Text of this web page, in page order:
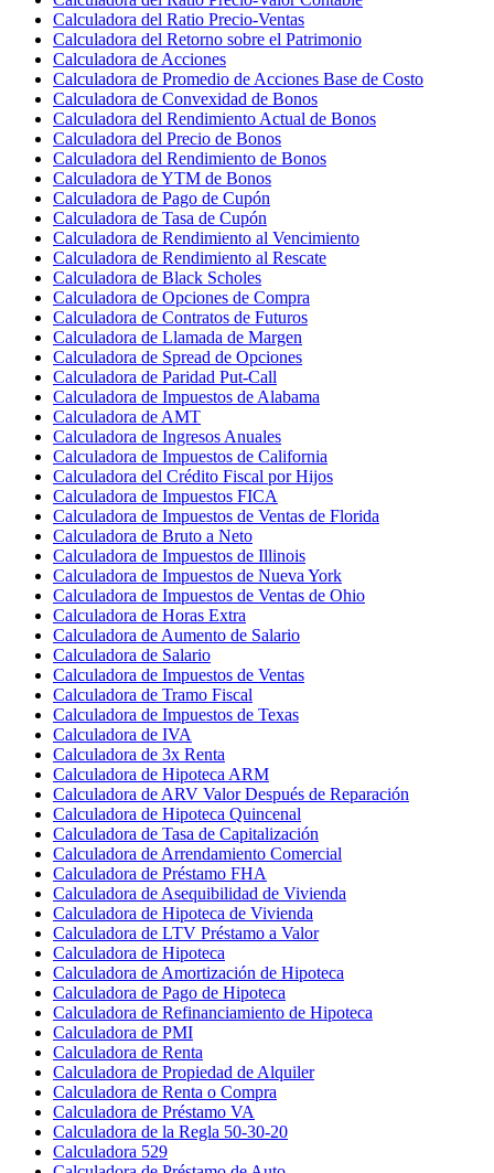
Calculadora del Ratio Precio-Ventas
Calculadora del Retorno sobre el Patrimonio
Calculadora de Acciones
Calculadora de Promedio de Acciones Base de Costo
Calculadora de Convexidad de Bonos
Calculadora del Rendimiento Actual de Bonos
Calculadora del Precio de Bonos
Calculadora del Rendimiento de Bonos
Calculadora de YTM de Bonos
Calculadora de Pago de Cupón
Calculadora de Tasa de Cupón
Calculadora de Rendimiento al Vencimiento
Calculadora de Rendimiento al Rescate
Calculadora de Black Scholes
Calculadora de Opciones de Compra
Calculadora de Contratos de Futuros
Calculadora de Llamada de Margen
Calculadora de Spread de Opciones
Calculadora de Paridad Put-Call
Calculadora de Impuestos de Alabama
Calculadora de AMT
Calculadora de Ingresos Anuales
Calculadora de Impuestos de California
Calculadora del Crédito Fiscal por Hijos
Calculadora de Impuestos FICA
Calculadora de Impuestos de Ventas de Florida
Calculadora de Bruto a Neto
Calculadora de Impuestos de Illinois
Calculadora de Impuestos de Nueva York
Calculadora de Impuestos de Ventas de Ohio
Calculadora de Horas Extra
Calculadora de Aumento de Salario
Calculadora de Salario
Calculadora de Impuestos de Ventas
Calculadora de Tramo Fiscal
Calculadora de Impuestos de Texas
Calculadora de IVA
Calculadora de 3x Renta
Calculadora de Hipoteca ARM
Calculadora de ARV Valor Después de Reparación
Calculadora de Hipoteca Quincenal
Calculadora de Tasa de Capitalización
Calculadora de Arrendamiento Comercial
Calculadora de Préstamo FHA
Calculadora de Asequibilidad de Vivienda
Calculadora de Hipoteca de Vivienda
Calculadora de LTV Préstamo a Valor
Calculadora de Hipoteca
Calculadora de Amortización de Hipoteca
Calculadora de Pago de Hipoteca
Calculadora de Refinanciamiento de Hipoteca
Calculadora de PMI
Calculadora de Renta
Calculadora de Propiedad de Alquiler
Calculadora de Renta o Compra
Calculadora de Préstamo VA
Calculadora de la Regla 50-30-20
Calculadora 529